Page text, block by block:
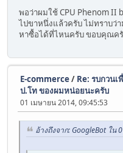
พอว่าผมใช้ CPU Phenom II
ไปขาหนึ่งแล้วครับ ไม่ทราบว่
หาซื้อได้ที่ไหนครับ ขอบคุณค
E-commerce/ Re: รบกวน
ป.โท ของผมหน่อยนะครับ
01 เมษายน 2014, 09:45:53
อ้างถึงจาก: GoogleBot ใน